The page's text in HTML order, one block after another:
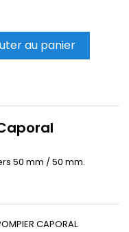
au panier
50 mm / 50 mm.
CAPORAL